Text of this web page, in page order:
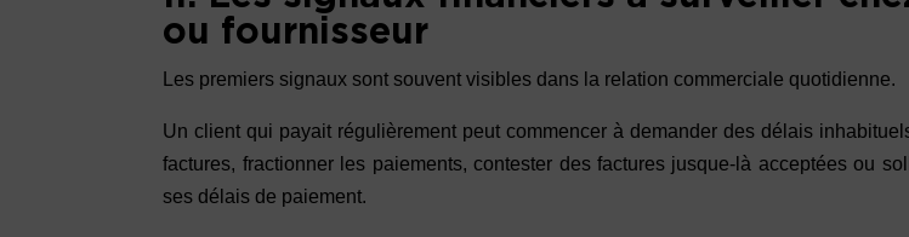
ou fournisseur
Les premiers signaux sont souvent visibles dans la relation commerciale quotidienne.
Un client qui payait régulièrement peut commencer à demander des délais
factures, fractionner les paiements, contester des factures jusque-là acceptées ou
ses délais de paiement.